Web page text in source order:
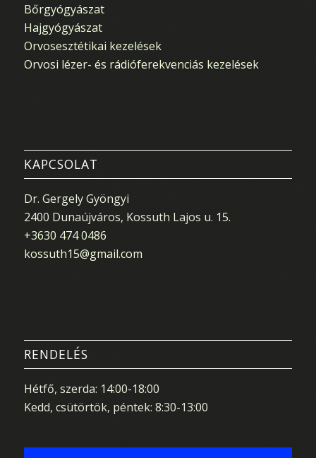
Bőrgyógyászat
Hajgyógyászat
Orvosesztétikai kezelések
Orvosi lézer- és rádióferekvenciás kezelések
KAPCSOLAT
Dr. Gergely Gyöngyi
2400 Dunaújváros, Kossuth Lajos u. 15.
+3630 474 0486
kossuth15@gmail.com
RENDELÉS
Hétfő, szerda: 14:00-18:00
Kedd, csütörtök, péntek: 8:30-13:00